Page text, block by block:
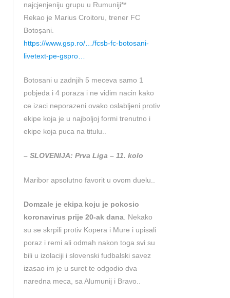
najcjenjeniju grupu u Rumuniji**
Rekao je Marius Croitoru, trener FC
Botoșani.
https://www.gsp.ro/…/fcsb-fc-botosani-
livetext-pe-gspro…
Botosani u zadnjih 5 meceva samo 1
pobjeda i 4 poraza i ne vidim nacin kako
ce izaci neporazeni ovako oslabljeni protiv
ekipe koja je u najboljoj formi trenutno i
ekipe koja puca na titulu..
– SLOVENIJA: Prva Liga – 11. kolo
Maribor apsolutno favorit u ovom duelu..
Domzale je ekipa koju je pokosio
koronavirus prije 20-ak dana . Nekako
su se skrpili protiv Kopera i Mure i upisali
poraz i remi ali odmah nakon toga svi su
bili u izolaciji i slovenski fudbalski savez
izasao im je u suret te odgodio dva
naredna meca, sa Alumunij i Bravo..